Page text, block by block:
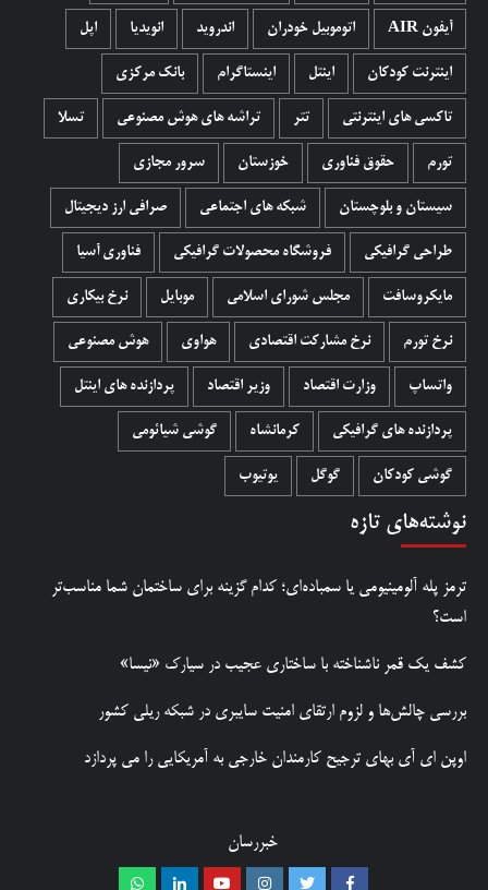
آیفون AIR اتوموبیل خودران اندروید انویدیا اپل
اینترنت کودکان اینتل اینستاگرام بانک مرکزی
تاکسی های اینترنتی تتر تراشه های هوش مصنوعی تسلا
تورم حقوق فناوری خوزستان سرور مجازی
سیستان و بلوچستان شبکه های اجتماعی صرافی ارز دیجیتال
طراحی گرافیکی فروشگاه محصولات گرافيکی فناوری آسیا
مایکروسافت مجلس شورای اسلامی موبایل نرخ بیکاری
نرخ تورم نرخ مشارکت اقتصادی هواوی هوش مصنوعی
واتساپ وزارت اقتصاد وزیر اقتصاد پردازنده های اینتل
پردازنده های گرافیکی کرمانشاه گوشی شیائومی
گوشی کودکان گوگل یوتیوب
نوشته‌های تازه
ترمز پله آلومینیومی یا سمباده‌ای؛ کدام گزینه برای ساختمان شما مناسب‌تر
است؟
کشف یک قمر ناشناخته با ساختاری عجیب در سیارک «نیسا»
بررسی چالش‌ها و لزوم ارتقای امنیت سایبری در شبکه ریلی کشور
اوپن ای آی بهای ترجیح کارمندان خارجی به آمریکایی را می پردازد
خبررسان